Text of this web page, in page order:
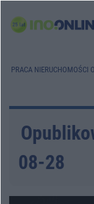
PRACA NIERUCHOMOŚCI
08-28